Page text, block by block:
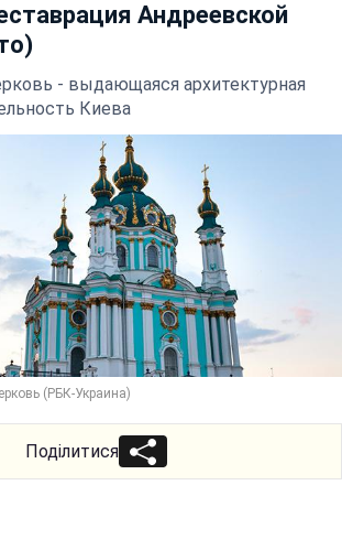
Андреевской
- выдающаяся архитектурная
Киева
(РБК-Украина)
Поділитися